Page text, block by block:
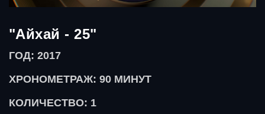
"Айхай - 25"
ГОД: 2017
ХРОНОМЕТРАЖ: 90 МИНУТ
КОЛИЧЕСТВО: 1